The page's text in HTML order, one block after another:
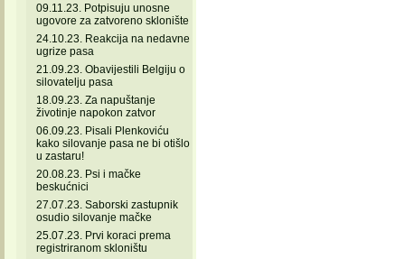
09.11.23. Potpisuju unosne
ugovore za zatvoreno sklonište
24.10.23. Reakcija na nedavne
ugrize pasa
21.09.23. Obavijestili Belgiju o
silovatelju pasa
18.09.23. Za napuštanje
životinje napokon zatvor
06.09.23. Pisali Plenkoviću
kako silovanje pasa ne bi otišlo
u zastaru!
20.08.23. Psi i mačke
beskućnici
27.07.23. Saborski zastupnik
osudio silovanje mačke
25.07.23. Prvi koraci prema
registriranom skloništu